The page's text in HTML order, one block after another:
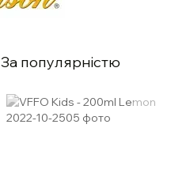
За популярністю